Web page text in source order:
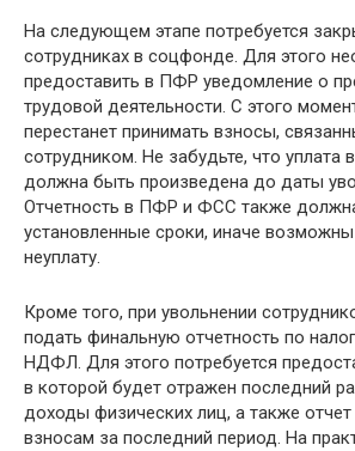
На следующем этапе потребуется
сотрудниках в соцфонде. Для этого
предоставить в ПФР уведомление о
трудовой деятельности. С этого
перестанет принимать взносы,
сотрудником. Не забудьте, что уплата
должна быть произведена до даты
Отчетность в ПФР и ФСС также
установленные сроки, иначе
неуплату.
Кроме того, при увольнении
подать финальную отчетность по
НДФЛ. Для этого потребуется
в которой будет отражен последний
доходы физических лиц, а также
взносам за последний период. На